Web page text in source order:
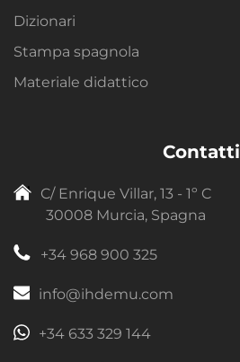
Dizionari
Stampa spagnola
Materiale didattico
Contatti
C/ Enrique Villar, 13 - 1º C
30008 Murcia, Spagna
+34 968 900 325
info@ihdemu.com
+34 633 329 144